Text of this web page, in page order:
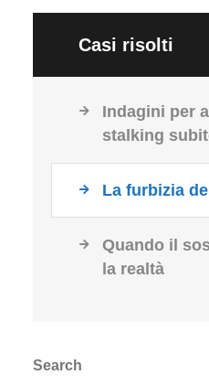
Casi risolti
Indagini per
stalking
La furbizia
Quando il
la realtà